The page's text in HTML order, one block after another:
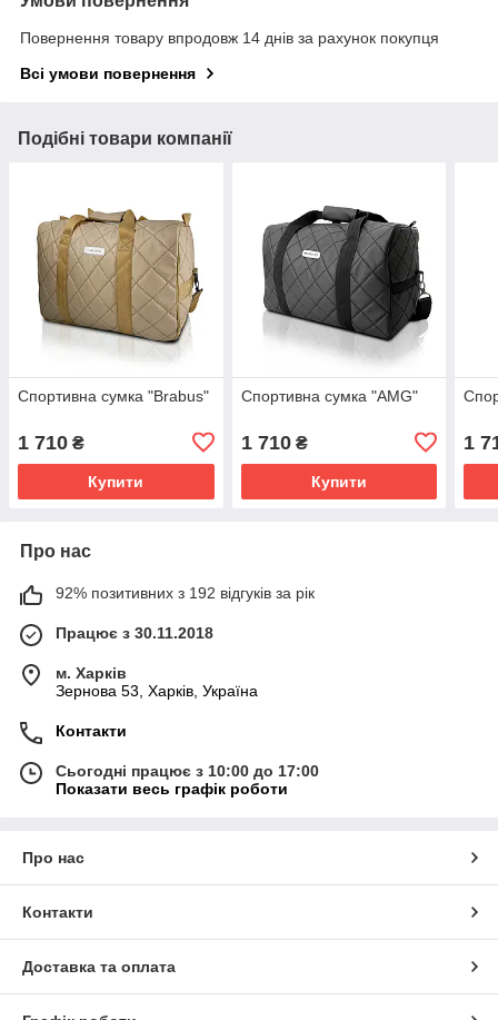
Повернення товару впродовж 14 днів за рахунок покупця
Всі умови повернення
Подібні товари компанії
Спортивна сумка "Brabus"
1 710 ₴
Купити
Спортивна сумка "AMG"
1 710₴
Купити
1
Про нас
92% позитивних з 192 відгуків за рік
Працює з 30.11.2018
м. Харків
Зернова 53, Харків, Україна
Контакти
Сьогодні працює з 10:00 до 17:00
Показати весь графік роботи
Про нас
Контакти
Доставка та оплата